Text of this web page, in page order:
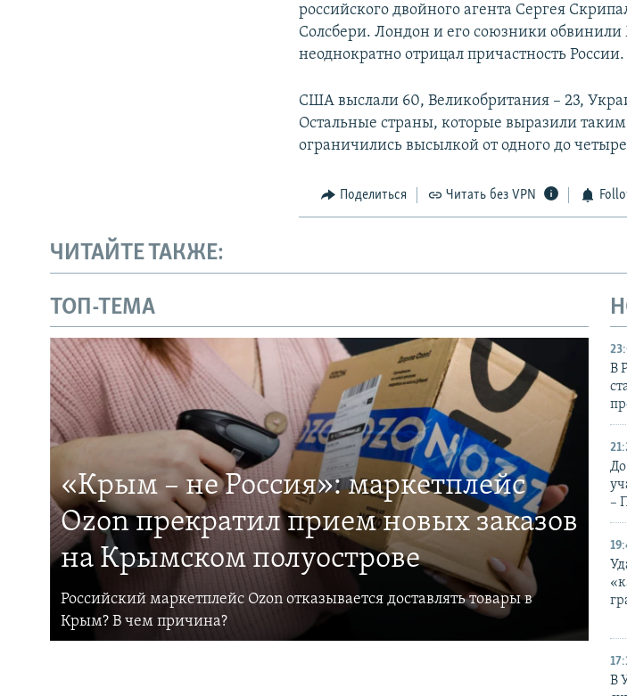
российского двойного агента Сергея
Солсбери. Лондон и его союзники
неоднократно отрицал причастность России.
США выслали 60, Великобритания – 23,
Остальные страны, которые выразили
ограничились высылкой от одного до
Поделиться Читать без VPN
ЧИТАЙТЕ ТАКЖЕ:
ТОП-ТЕМА
«Крым – не Россия»: маркетплейс
Ozon прекратил прием новых заказов
на Крымском полуострове
Российский маркетплейс Ozon отказывается доставлять товары в
Крым? В чем причина?
В
–
В